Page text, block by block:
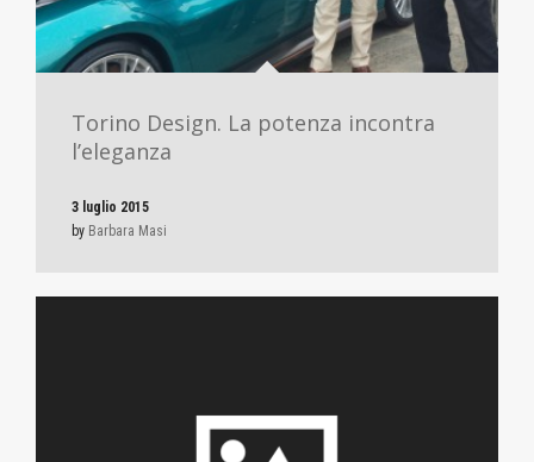
Torino Design. La potenza incontra
l’eleganza
3 luglio 2015
by Barbara Masi